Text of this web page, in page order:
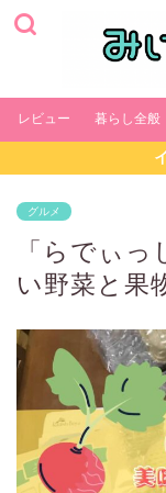
レビュー 暮らし全般
グルメ
「らでぃ
い野菜と果